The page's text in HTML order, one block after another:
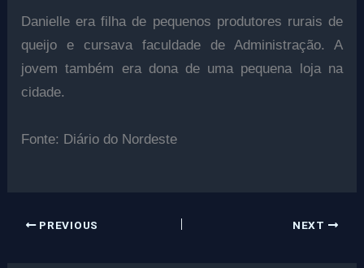
Danielle era filha de pequenos produtores rurais de
queijo e cursava faculdade de Administração. A
jovem também era dona de uma pequena loja na
cidade.
Fonte: Diário do Nordeste
PREVIOUS NEXT